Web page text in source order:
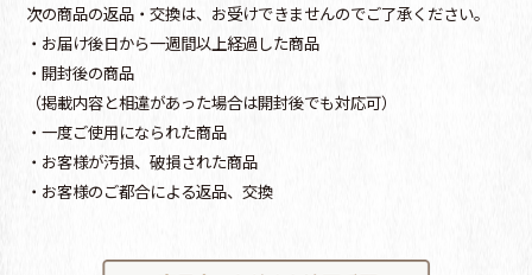
次の商品の返品・交換は、お受けできませんのでご了承ください。
・お届け後日から一週間以上経過した商品
・開封後の商品
（掲載内容と相違があった場合は開封後でも対応可）
・一度ご使用になられた商品
・お客様が汚損、破損された商品
・お客様のご都合による返品、交換